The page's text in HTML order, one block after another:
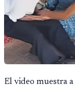
El video muestra